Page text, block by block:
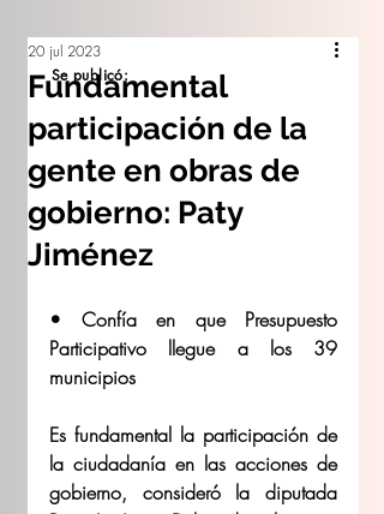
Fundamental
participación de la
gente en obras de
gobierno: Paty
Jiménez
20 jul 2023
• Confía en que Presupuesto
Participativo llegue a los 39
municipios
Es fundamental la participación de
la ciudadanía en las acciones de
gobierno, consideró la diputada
Se publicó: